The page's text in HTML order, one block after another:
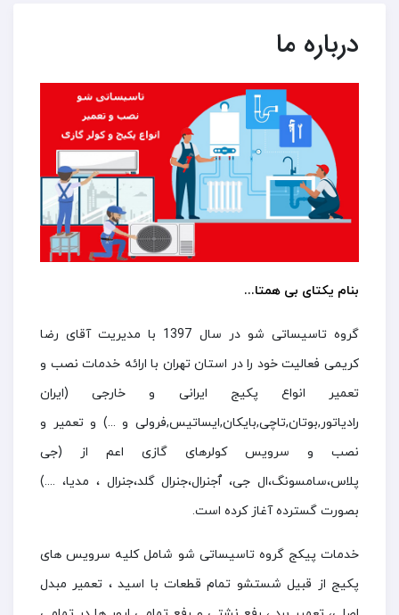
درباره ما
بنام یکتای بی همتا...
گروه تاسیساتی شو در سال 1397 با مدیریت آقای رضا
کریمی فعالیت خود را در استان تهران با ارائه خدمات نصب و
تعمیر انواع پکیج ایرانی و خارجی (ایران
رادیاتور,بوتان,تاچی,بایکان,ایساتیس,فرولی و ...) و تعمیر و
نصب و سرویس کولرهای گازی اعم از (جی
پلاس،سامسونگ،ال جی، ٱجنرال،جنرال گلد،جنرال ، مدیا، ....)
بصورت گسترده آغاز کرده است.
خدمات پیکج گروه تاسیساتی شو شامل کلیه سرویس های
پکیج از قبیل شستشو تمام قطعات با اسید ، تعمیر مبدل